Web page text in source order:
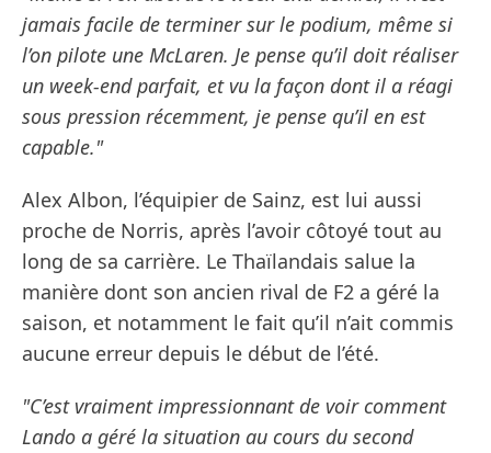
jamais facile de terminer sur le podium, même si
l’on pilote une McLaren. Je pense qu’il doit réaliser
un week-end parfait, et vu la façon dont il a réagi
sous pression récemment, je pense qu’il en est
capable."
Alex Albon, l’équipier de Sainz, est lui aussi
proche de Norris, après l’avoir côtoyé tout au
long de sa carrière. Le Thaïlandais salue la
manière dont son ancien rival de F2 a géré la
saison, et notamment le fait qu’il n’ait commis
aucune erreur depuis le début de l’été.
"C’est vraiment impressionnant de voir comment
Lando a géré la situation au cours du second